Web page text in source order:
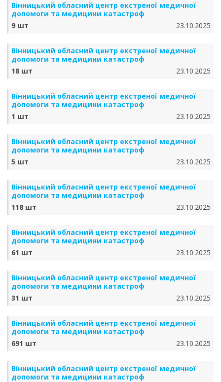
Вінницький обласний центр екстреної медичної
допомоги та медицини катастроф
9 шт
23.10.2025
Вінницький обласний центр екстреної медичної
допомоги та медицини катастроф
18 шт
23.10.2025
Вінницький обласний центр екстреної медичної
допомоги та медицини катастроф
1 шт
23.10.2025
Вінницький обласний центр екстреної медичної
допомоги та медицини катастроф
5 шт
23.10.2025
Вінницький обласний центр екстреної медичної
допомоги та медицини катастроф
118 шт
23.10.2025
Вінницький обласний центр екстреної медичної
допомоги та медицини катастроф
61 шт
23.10.2025
Вінницький обласний центр екстреної медичної
допомоги та медицини катастроф
31 шт
23.10.2025
Вінницький обласний центр екстреної медичної
допомоги та медицини катастроф
691 шт
23.10.2025
Вінницький обласний центр екстреної медичної
допомоги та медицини катастроф